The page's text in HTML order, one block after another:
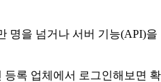
을 넘거나 서버 기능(API)을
록 업체에서 로그인해보면